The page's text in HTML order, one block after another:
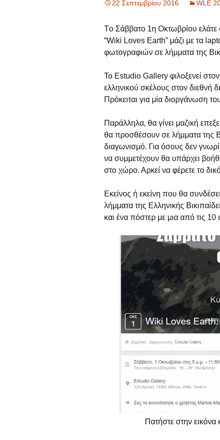
22 Σεπτεμβρίου 2016 WLE
Τo Σάββατο 1η Οκτωβρίου
“Wiki Loves Earth” μάζι με τα
φωτογραφιών σε λήμματα της
Το Estudio Gallery φιλοξενεί
ελληνικού σκέλους στον διεθνή
Πρόκειται για μία διοργάνωση
Παράλληλα, θα γίνει μαζική
θα προσθέσουν σε λήμματα της
διαγωνισμό. Για όσους δεν
να συμμετέχουν θα υπάρχει
στο χώρο. Αρκεί να φέρετε το
Εκείνος ή εκείνη που θα
λήμματα της Ελληνικής
και ένα πόστερ με μια από τις
Πατήστε στην